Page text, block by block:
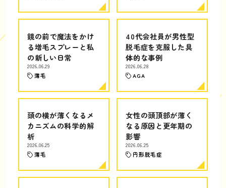
鏡の前で魔法をかけ
る増毛スプレーと私
の新しい日常
2026.06.29
薄毛
40代会社員が男性型
脱毛症を克服した具
体的な事例
2026.06.28
AGA
頭の横が薄くなるメ
カニズムの科学的解
析
2026.06.25
薄毛
女性の頭頂部が薄く
なる原因と更年期の
影響
2026.06.25
円形脱毛症